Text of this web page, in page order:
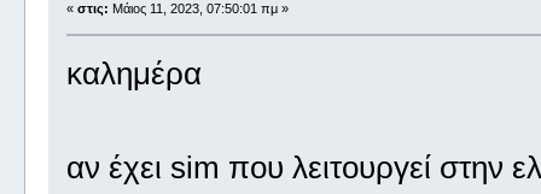
« στις: Μάιος 11, 2023, 07:50:01 πμ »
καλημέρα
αν έχει sim που λειτουργεί